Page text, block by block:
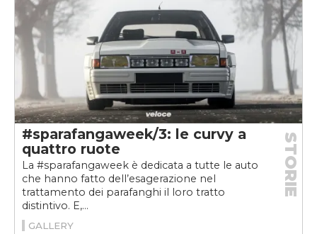
#sparafangaweek/3: le curvy a
quattro ruote
La #sparafangaweek è dedicata a tutte le auto
che hanno fatto dell’esagerazione nel
trattamento dei parafanghi il loro tratto
distintivo. E,...
STORIE
GALLERY